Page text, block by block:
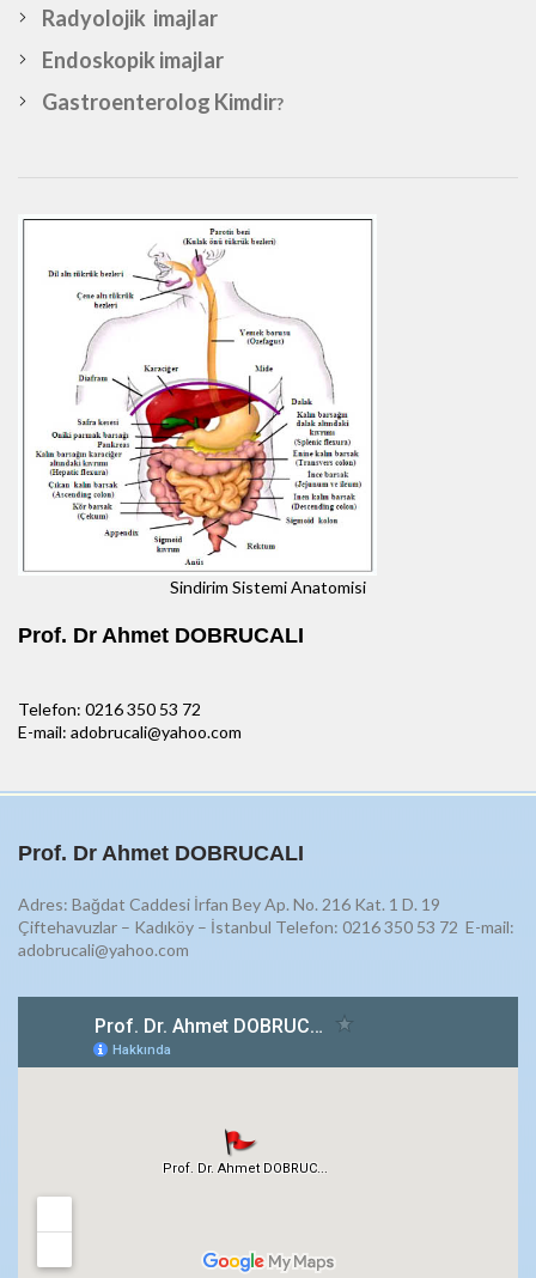
Radyolojik imajlar
Endoskopik imajlar
Gastroenterolog Kimdir?
Sindirim Sistemi Anatomisi
Prof. Dr Ahmet DOBRUCALI
Telefon: 0216 350 53 72
E-mail: adobrucali@yahoo.com
Prof. Dr Ahmet DOBRUCALI
Adres: Bağdat Caddesi İrfan Bey Ap. No. 216 Kat. 1 D. 19
Çiftehavuzlar – Kadıköy – İstanbul Telefon: 0216 350 53 72 E-mail:
adobrucali@yahoo.com